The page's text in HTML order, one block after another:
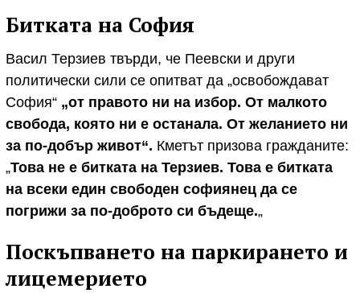
Битката на София
Васил Терзиев твърди, че Пеевски и други
политически сили се опитват да „освобождават
София“ „от правото ни на избор. От малкото
свобода, която ни е останала. От желанието ни
за по-добър живот“. Кметът призова гражданите:
„Това не е битката на Терзиев. Това е битката
на всеки един свободен софиянец да се
погрижи за по-доброто си бъдеще.„
Поскъпването на паркирането и
лицемерието